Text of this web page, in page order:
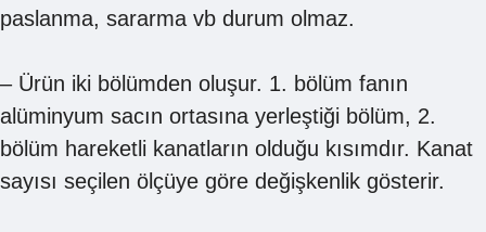
paslanma, sararma vb durum olmaz.
– Ürün iki bölümden oluşur. 1. bölüm fanın
alüminyum sacın ortasına yerleştiği bölüm, 2.
bölüm hareketli kanatların olduğu kısımdır. Kanat
sayısı seçilen ölçüye göre değişkenlik gösterir.